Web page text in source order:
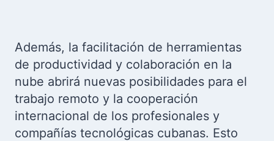
Además, la facilitación de herramientas
de productividad y colaboración en la
nube abrirá nuevas posibilidades para el
trabajo remoto y la cooperación
internacional de los profesionales y
compañías tecnológicas cubanas. Esto